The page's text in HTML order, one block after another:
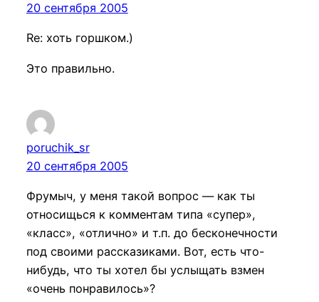
20 сентября 2005
Re: хоть горшком.)
Это правильно.
poruchik_sr
20 сентября 2005
Фрумыч, у меня такой вопрос — как ты
относищься к комментам типа «супер»,
«класс», «отлично» и т.п. до бесконечности
под своими рассказиками. Вот, есть что-
нибудь, что ты хотел бы услыщать взмен
«очень понравилось»?